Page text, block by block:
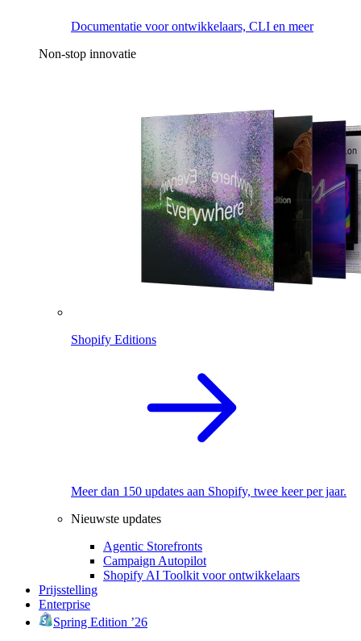
Documentatie voor ontwikkelaars, CLI en meer
Non-stop innovatie
Shopify Editions
Meer dan 150 updates aan Shopify, twee keer per jaar.
Nieuwste updates
Agentic Storefronts
Campaign Autopilot
Shopify AI Toolkit voor ontwikkelaars
Prijsstelling
Enterprise
Spring Edition ’26